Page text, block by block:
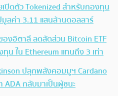
เปิดตัว Tokenized สำหรับกองทุน
มูลค่า 3.11 แสนล้านดอลลาร์
งอิตาลี ลดสัดส่วน Bitcoin ETF
น ใน Ethereum แทนถึง 3 เท่า
ปลุกพลังคอมมูฯ Cardano
กลับมาเป็นผู้ชนะ